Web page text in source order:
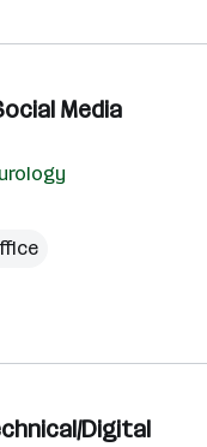
Media
Digital